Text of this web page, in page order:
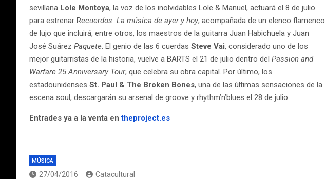
sevillana Lole Montoya, la voz de los inolvidables Lole & Manuel, actuará el 8 de julio
para estrenar Recuerdos. La música de ayer y hoy, acompañada de un elenco flamenco
de lujo que incluirá, entre otros, los maestros de la guitarra Juan Habichuela y Juan
José Suárez Paquete. El genio de las 6 cuerdas Steve Vai, considerado uno de los
mejor guitarristas de la historia, vuelve a BARTS el 21 de julio dentro del Passion and
Warfare 25 Anniversary Tour, que celebra su obra capital. Por último, los
estadounidenses St. Paul & The Broken Bones, una de las últimas sensaciones de la
escena soul, descargarán su arsenal de groove y rhythm’n’blues el 28 de julio.
Entrades ya a la venta entheproject.es
MÚSICA
27/04/2016 Catacultural